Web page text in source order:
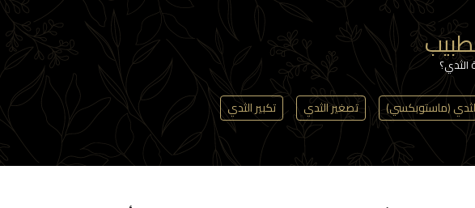
الثدي؟
(ماستوبكسي) تصغير الثدي تكبير الثدي